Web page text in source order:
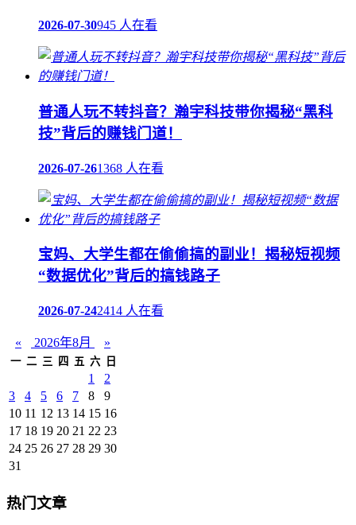
2026-07-30945 人在看
普通人玩不转抖音？瀚宇科技带你揭秘“黑科
技”背后的赚钱门道！
2026-07-261368 人在看
宝妈、大学生都在偷偷搞的副业！揭秘短视频
“数据优化”背后的搞钱路子
2026-07-242414 人在看
« 2026年8月 »
一 二 三 四 五 六 日
1
2
3
4 5 6 7 8
9
10 11 12 13 14 15 16
17 18 19 20 21 22 23
24 25 26 27 28 29 30
31
热门文章